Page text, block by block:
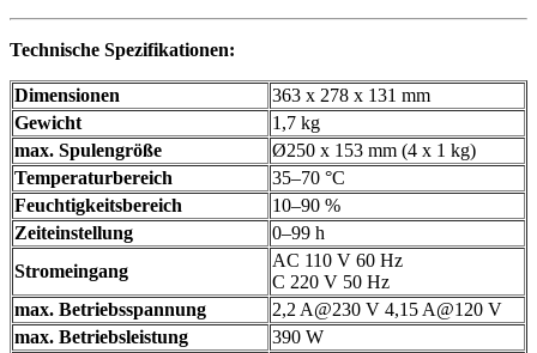
Technische Spezifikationen:
Dimensionen
363 x 278 x 131 mm
Gewicht
1,7 kg
max. Spulengröße
Ø250 x 153 mm (4 x 1 kg)
Temperaturbereich
35–70 °C
Feuchtigkeitsbereich
10–90 %
Zeiteinstellung
0–99 h
Stromeingang
AC 110 V 60 Hz
C 220 V 50 Hz
max. Betriebsspannung
2,2 A@230 V 4,15 A@120 V
max. Betriebsleistung
390 W